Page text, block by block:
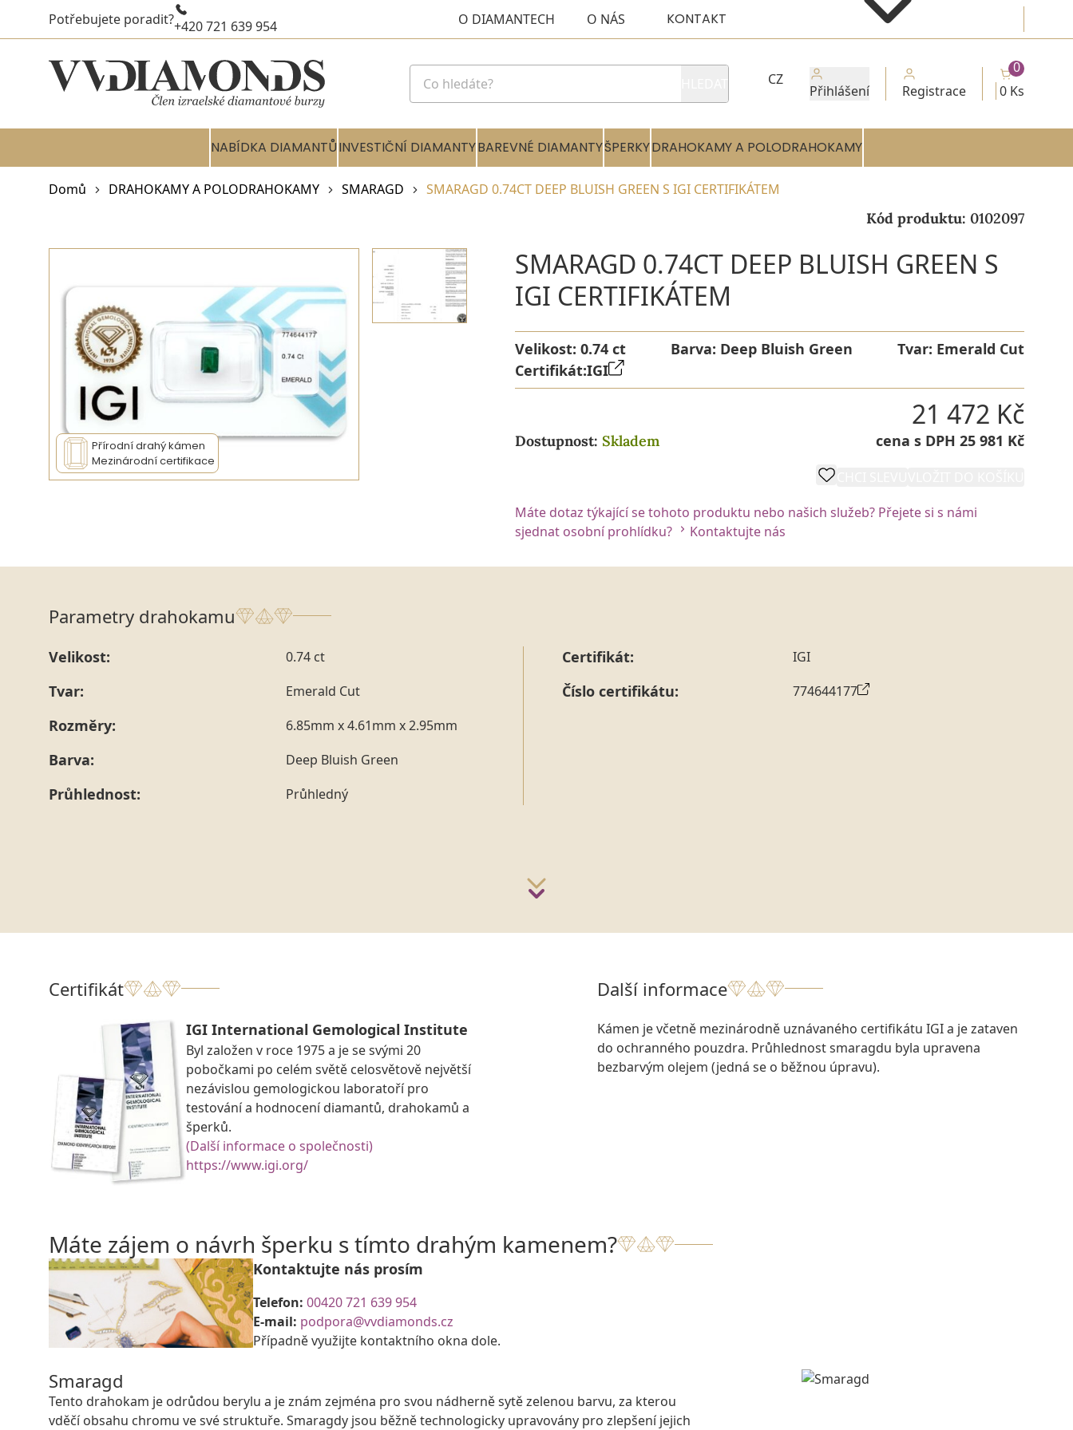
Potřebujete poradit?+420 721 639 954 O DIAMANTECH O NÁS KONTAKT
CZ
Přihlášení Registrace 0 Ks
0
NABÍDKA DIAMANTŮINVESTIČNÍ DIAMANTYBAREVNÉ DIAMANTYŠPERKYDRAHOKAMY A POLODRAHOKAMY
Domů DRAHOKAMY A POLODRAHOKAMY SMARAGD SMARAGD 0.74CT DEEP BLUISH GREEN S IGI CERTIFIKÁTEM
Kód produktu: 0102097
Přírodní drahý kámen
Mezinárodní certifikace
SMARAGD 0.74CT DEEP BLUISH GREEN S
IGI CERTIFIKÁTEM
Velikost: 0.74 ct Barva: Deep Bluish Green Tvar: Emerald Cut
Certifikát:IGI
Dostupnost: Skladem
21 472 Kč
cena s DPH 25 981 Kč
Máte dotaz týkající se tohoto produktu nebo našich služeb? Přejete si s námi
sjednat osobní prohlídku?
Kontaktujte nás
Parametry drahokamu
Velikost: 0.74 ct
Tvar: Emerald Cut
Rozměry: 6.85mm x 4.61mm x 2.95mm
Barva: Deep Bluish Green
Průhlednost: Průhledný
Certifikát: IGI
Číslo certifikátu: 774644177
Certifikát
IGI International Gemological Institute
Byl založen v roce 1975 a je se svými 20
pobočkami po celém světě celosvětově největší
nezávislou gemologickou laboratoří pro
testování a hodnocení diamantů, drahokamů a
šperků.
(Další informace o společnosti)
https://www.igi.org/
Další informace
Kámen je včetně mezinárodně uznávaného certifikátu IGI a je zataven
do ochranného pouzdra. Průhlednost smaragdu byla upravena
bezbarvým olejem (jedná se o běžnou úpravu).
Máte zájem o návrh šperku s tímto drahým kamenem?
Kontaktujte nás prosím
Telefon: 00420 721 639 954
E-mail: podpora@vvdiamonds.cz
Případně využijte kontaktního okna dole.
Smaragd
Tento drahokam je odrůdou berylu a je znám zejména pro svou nádherně sytě zelenou barvu, za kterou
vděčí obsahu chromu ve své struktuře. Smaragdy jsou běžně technologicky upravovány pro zlepšení jejich